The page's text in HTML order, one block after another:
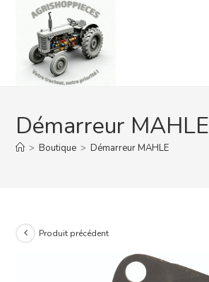
content
Démarreur MAHLE
> Boutique > Démarreur MAHLE
Produit précédent